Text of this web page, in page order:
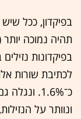
בפיקדון, ככל
תהיה נמוכה
בפיקדונות
לכתיבת שורות
כ־1.6%.